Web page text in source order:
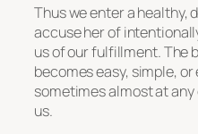
Thus we enter a healthy,
accuse her of
us of our fulfillment. The
becomes easy, simple,
sometimes almost at
us.